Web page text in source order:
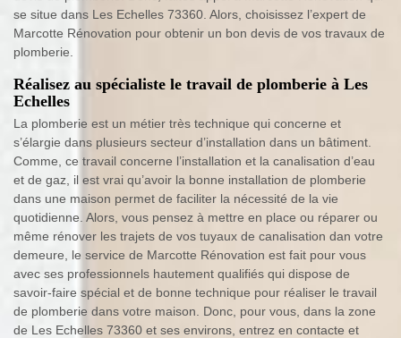
se situe dans Les Echelles 73360. Alors, choisissez l’expert de
Marcotte Rénovation pour obtenir un bon devis de vos travaux de
plomberie.
Réalisez au spécialiste le travail de plomberie à Les
Echelles
La plomberie est un métier très technique qui concerne et
s’élargie dans plusieurs secteur d’installation dans un bâtiment.
Comme, ce travail concerne l’installation et la canalisation d’eau
et de gaz, il est vrai qu’avoir la bonne installation de plomberie
dans une maison permet de faciliter la nécessité de la vie
quotidienne. Alors, vous pensez à mettre en place ou réparer ou
même rénover les trajets de vos tuyaux de canalisation dan votre
demeure, le service de Marcotte Rénovation est fait pour vous
avec ses professionnels hautement qualifiés qui dispose de
savoir-faire spécial et de bonne technique pour réaliser le travail
de plomberie dans votre maison. Donc, pour vous, dans la zone
de Les Echelles 73360 et ses environs, entrez en contacte et